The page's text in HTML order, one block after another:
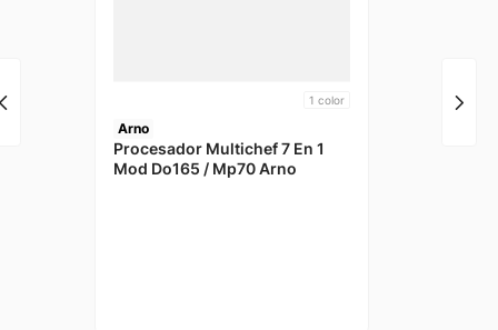
1 color
Arno
Procesador Multichef 7 En 1
Mod Do165 / Mp70 Arno